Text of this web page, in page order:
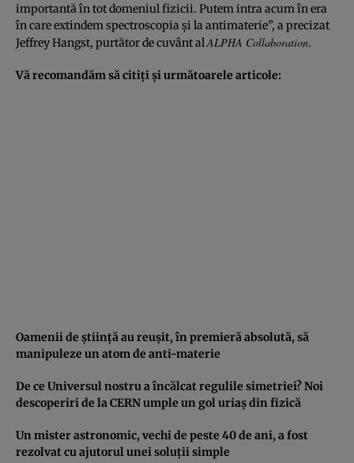
importantă în tot domeniul fizicii. Putem intra acum în era
în care extindem spectroscopia şi la antimaterie”, a precizat
Jeffrey Hangst, purtător de cuvânt alALPHA Collaboration.
Vă recomandăm să citiţi şi următoarele articole:
Oamenii de ştiinţă au reuşit, în premieră absolută, să
manipuleze un atom de anti-materie
De ce Universul nostru a încălcat regulile simetriei? Noi
descoperiri de la CERN umple un gol uriaş din fizică
Un mister astronomic, vechi de peste 40 de ani, a fost
rezolvat cu ajutorul unei soluţii simple